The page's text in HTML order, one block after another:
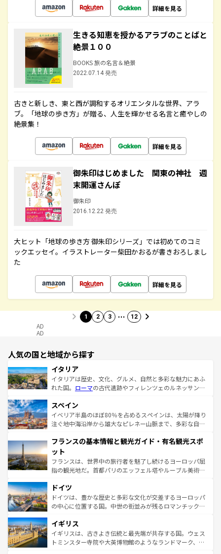
詳細を見る
生きる知恵を授かるアラブのことばと
絶景１００
BOOKS 旅の名言＆絶景
2022.07.14 発売
古きと新しき、東と西が調和するオリエンタルな世界、アラ
ブ。「地球の歩き方」が贈る、人生を輝かせる名言と癒やしの
絶景集！
詳細を見る
御朱印はじめました 関東の神社 週
末開運さんぽ
御朱印
2016.12.22 発売
大ヒット「地球の歩き方 御朱印シリーズ」では初めてのコミ
ックエッセイ。イラストレーター柴田かおるが書きおろしまし
た
詳細を見る
1 2 3 … 12
AD
AD
人気の国と地域から探す
イタリア
イタリアは歴史、文化、グルメ、自然と多彩な魅力にあふ
れた国。 ローマの古代遺跡やフィレンツェのルネッサンス
ろん、トスカーナの美しい田園風景やアマルフィ海岸の絶
景など、自然景観も見逃せない。観光の合間には、本場の
ピザやパスタなど、絶品のイタリア料理を堪能することも
ませてくれるイタリアで、忘れられない旅をしてみよう！
なお、新着のイタリア情報は
しい。
スペイン
イベリア半島のほぼ80％を占めるスペインは、太陽が降り
注ぐ地中海沿岸から雄大なピレネー山脈まで、多彩な自然
文化が根付くこの国では、情熱的なフラメンコ、熱気あふ
れる闘牛、そして美味しいタパスが生活の一部となってい
る。首都マドリードの洗練された雰囲気や、バルセロナの
アートに溢れた街角から、地方では古代ローマ遺跡や中世
せる。地方によって風土や気候が異なるスペインはその個
性で訪れる人を魅了する。 なお、新着のスペイン情報は コ
ンテンツ一覧を参照してほしい。
フランスの基本情報と観光ガイド・有名観光スポ
ット
フランスは、世界中の旅行者を魅了し続けるヨーロッパ屈
指の観光地だ。首都パリのエッフェル塔やルーブル美術館
で、幅広い魅力が詰まっている。華麗な宮殿、歴史的な大
聖堂、美しいビーチ、そして豊かな自然が、訪れる者を心
から魅了する。また、フランスは美食の国としても知ら
いる。シャンパンの発祥地であるランス、プロヴァンスの
香り高いラベンダー畑など、多彩な楽しみ方が可能だ。さ
らに、パリ以外の地域にも魅力が溢れており、どの街角に
ドイツ
ドイツは、豊かな歴史と多彩な文化が交差するヨーロッパ
の中心に位置する国。中世の街並みが残るロマンチック街
顔を持つこの国は、どこを歩いても飽きることがない。ベ
ルリンの文化的活気、バイエルン州のアルプスの絶景、そ
してライン川沿いのワイン畑といった風景は必見。ビール
イギリス
イギリスは、古きよき伝統と最先端が共存する国。ウェス
トミンスター寺院や大英博物館のようなランドマーク、歴